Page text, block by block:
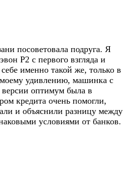
посоветовала подруга. Я
Р2 с первого взгляда и
именно такой же, только в
удивлению, машинка с
оптимум была в
кредита очень помогли,
и объяснили разницу между
условиями от банков.